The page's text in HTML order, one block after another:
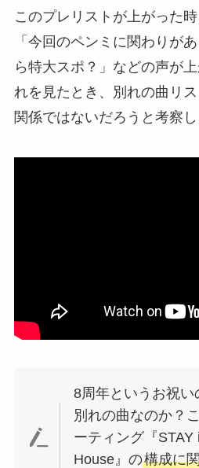
このプレリストが上がった
「今回のペンミに関わりが
ら特大スポ？」などの声が
れを見たとき、別れの曲リ
関係ではないだろうと考察し
8周年というお祝
別れの曲なのか？
ーティング『STAY
House』の構成に